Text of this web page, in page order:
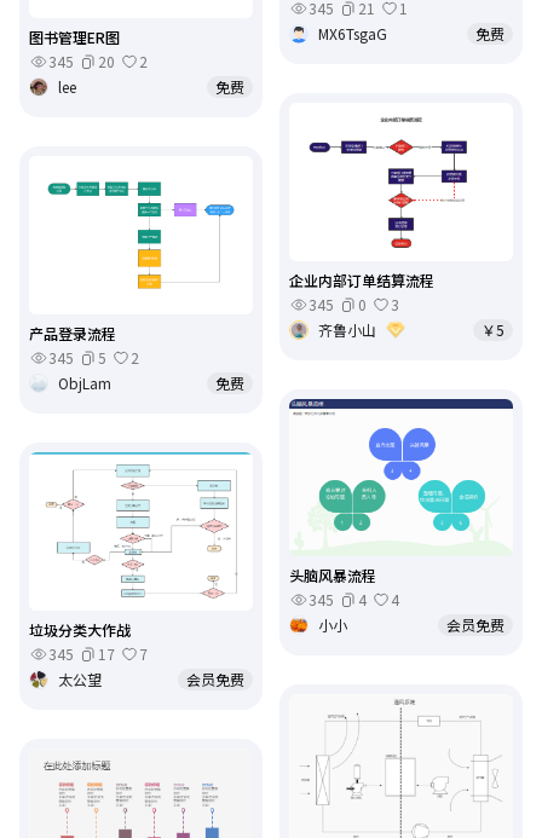
345 21
1
MX6TsgaG
免费
图书管理ER图
345
20
2
lee
免费
企业内部订单结算流程
345
0
3
齐鲁小山
￥5
产品登录流程
345
5
2
ObjLam
免费
头脑风暴流程
345
4
4
小小
会员免费
垃圾分类大作战
345
17
7
太公望
会员免费